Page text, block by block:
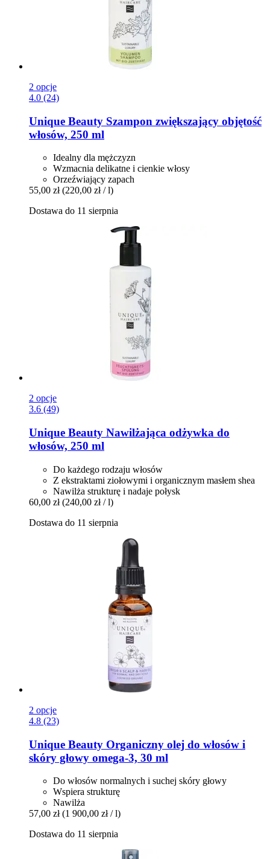
2 opcje
4.0 (24)
Unique Beauty Szampon zwiększający objętość
włosów, 250 ml
Idealny dla mężczyzn
Wzmacnia delikatne i cienkie włosy
Orzeźwiający zapach
55,00 zł (220,00 zł / l)
Dostawa do 11 sierpnia
2 opcje
3.6 (49)
Unique Beauty Nawilżająca odżywka do
włosów, 250 ml
Do każdego rodzaju włosów
Z ekstraktami ziołowymi i organicznym masłem shea
Nawilża strukturę i nadaje połysk
60,00 zł (240,00 zł / l)
Dostawa do 11 sierpnia
2 opcje
4.8 (23)
Unique Beauty Organiczny olej do włosów i
skóry głowy omega-​3, 30 ml
Do włosów normalnych i suchej skóry głowy
Wspiera strukturę
Nawilża
57,00 zł (1 900,00 zł / l)
Dostawa do 11 sierpnia